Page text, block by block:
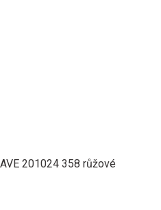
201024 358 růžové